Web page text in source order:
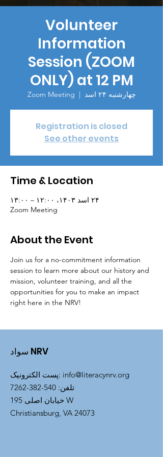
Volunteer
Information
Session (ZOOM
ONLY) at 12 PM
چهارشنبه ۲۴ اسد
  |
Zoom Meeting
Registration is closed
See other events
Time & Location
۲۴ اسد ۱۴۰۳، ۱۲:۰۰ – ۱۳:۰۰
Zoom Meeting
About the Event
Join us for a no-commitment information
session to learn more about our history and
mission, volunteer training, and all the
opportunities for you to make an impact
right here in the NRV!
سواد NRV
پست الکترونیک: info@literacynrv.org
تلفن:
540-382-7262
خیابان اصلی 195 W
Christiansburg, VA 24073